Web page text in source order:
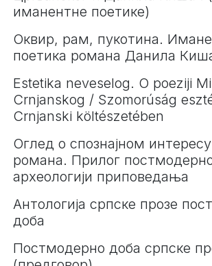
иманентне поетике)
Оквир, рам, пукотина.
поетика романа Данила
Estetika neveselog. O poeziji
Crnjanskog / Szomorúság
Crnjanski költészetében
Оглед о спознајном интересу
романа. Прилог
археологији приповедања
Антологија српске прозе
доба
Постмодерно доба српске